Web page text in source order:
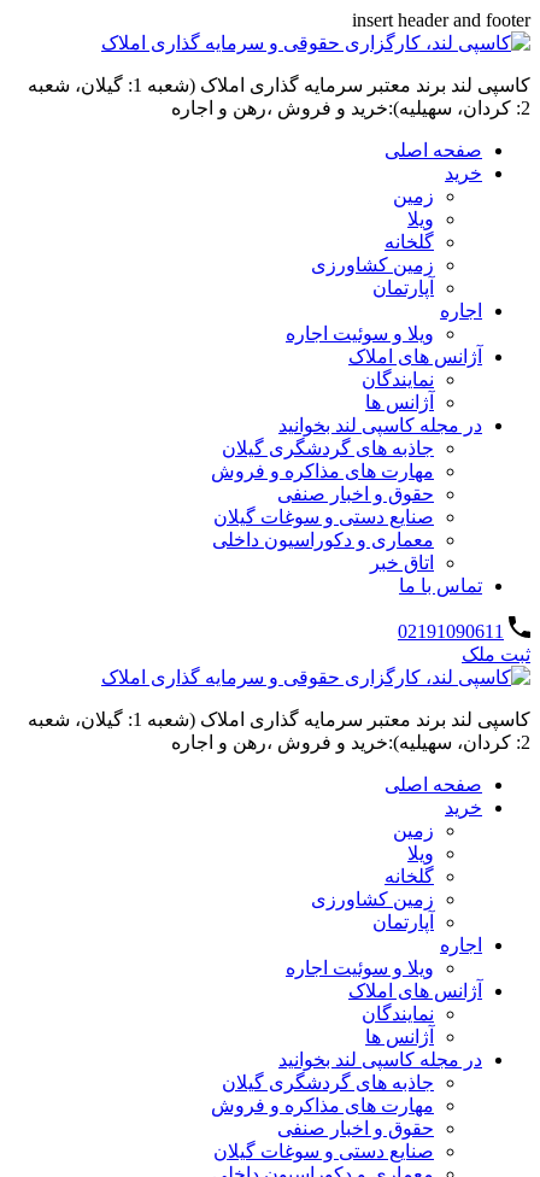
insert header and footer
کاسپی لند برند معتبر سرمایه گذاری املاک (شعبه 1: گیلان، شعبه
2: کردان، سهیلیه):خرید و فروش ،رهن و اجاره
صفحه اصلی
خرید
زمین
ویلا
گلخانه
زمین کشاورزی
آپارتمان
اجاره
ویلا و سوئیت اجاره
آژانس های املاک
نمایندگان
آژانس ها
در مجله کاسپی لند بخوانید
جاذبه های گردشگری گیلان
مهارت های مذاکره و فروش
حقوق و اخبار صنفی
صنایع دستی و سوغات گیلان
معماری و دکوراسیون داخلی
اتاق خبر
تماس با ما
02191090611
ثبت ملک
کاسپی لند برند معتبر سرمایه گذاری املاک (شعبه 1: گیلان، شعبه
2: کردان، سهیلیه):خرید و فروش ،رهن و اجاره
صفحه اصلی
خرید
زمین
ویلا
گلخانه
زمین کشاورزی
آپارتمان
اجاره
ویلا و سوئیت اجاره
آژانس های املاک
نمایندگان
آژانس ها
در مجله کاسپی لند بخوانید
جاذبه های گردشگری گیلان
مهارت های مذاکره و فروش
حقوق و اخبار صنفی
صنایع دستی و سوغات گیلان